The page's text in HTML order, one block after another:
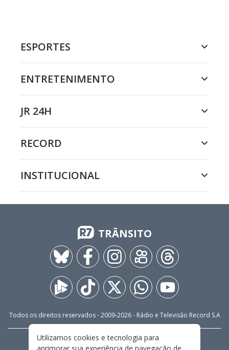
ESPORTES
ENTRETENIMENTO
JR 24H
RECORD
INSTITUCIONAL
TRÂNSITO
Todos os direitos reservados - 2009-2026- Rádio e Televisão Record S.A
FALE CONOSCO PRIVACIDADE
Utilizamos cookies e tecnologia para